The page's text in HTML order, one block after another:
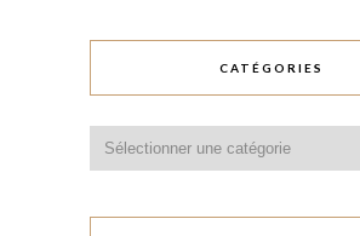
CATÉGORIES